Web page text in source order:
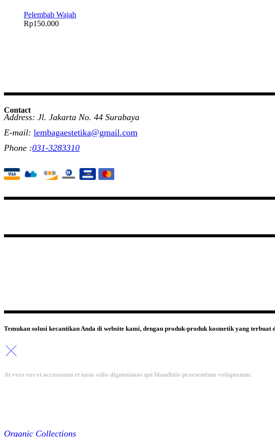
Pelembab Wajah
Rp150.000
Contact
Address: Jl. Jakarta No. 44 Surabaya
E-mail: lembagaestetika@gmail.com
Phone :031-3283310
Temukan solusi kecantikan Anda di website kami, dengan produk-produk kosmetik yang
At vero eos et accusamus et iusto odio dignissimos qui blanditiis praesentium voluptatum.
Organic Collections